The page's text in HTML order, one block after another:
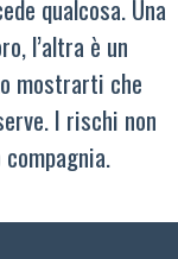
qualcosa. Una
l’altra è un
mostrarti che
I rischi non